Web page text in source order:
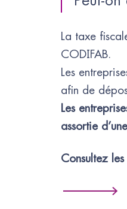
La taxe
CODIFAB.
Les
afin de
Les
assortie
Consultez